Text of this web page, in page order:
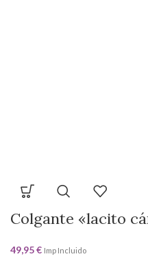
Colgante «lacito
49,95€ Imp Incluido